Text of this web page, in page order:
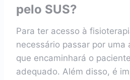
pelo SUS?
Para ter acesso à
necessário passar por uma
que encaminhará o
adequado. Além disso, é